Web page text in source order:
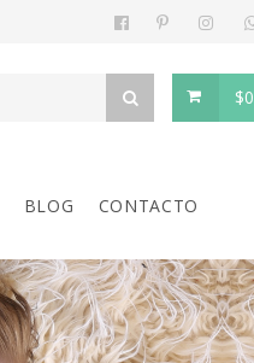
$0
BLOG CONTACTO